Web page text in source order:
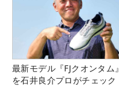
最新モデル『FJクオンタム』
を石井良介プロがチェック